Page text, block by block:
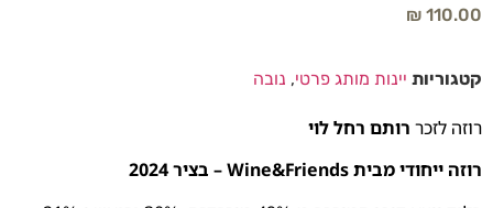
₪ 110.00
קטגוריות יינות מותג פרטי, נובה
רוזה לזכר רותם רחל לוי
רוזה ייחודי מבית Wine&Friends – בציר 2024